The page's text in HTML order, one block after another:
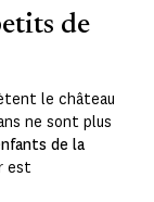
de
le château
ne sont plus
de la
est